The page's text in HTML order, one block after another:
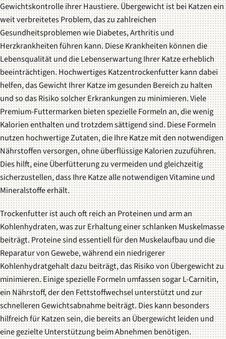
Gewichtskontrolle ihrer Haustiere. Übergewicht ist bei Katzen ein
weit verbreitetes Problem, das zu zahlreichen
Gesundheitsproblemen wie Diabetes, Arthritis und
Herzkrankheiten führen kann. Diese Krankheiten können die
Lebensqualität und die Lebenserwartung Ihrer Katze erheblich
beeinträchtigen. Hochwertiges Katzentrockenfutter kann dabei
helfen, das Gewicht Ihrer Katze im gesunden Bereich zu halten
und so das Risiko solcher Erkrankungen zu minimieren. Viele
Premium-Futtermarken bieten spezielle Formeln an, die wenig
Kalorien enthalten und trotzdem sättigend sind. Diese Formeln
nutzen hochwertige Zutaten, die Ihre Katze mit den notwendigen
Nährstoffen versorgen, ohne überflüssige Kalorien zuzuführen.
Dies hilft, eine Überfütterung zu vermeiden und gleichzeitig
sicherzustellen, dass Ihre Katze alle notwendigen Vitamine und
Mineralstoffe erhält.
Trockenfutter ist auch oft reich an Proteinen und arm an
Kohlenhydraten, was zur Erhaltung einer schlanken Muskelmasse
beiträgt. Proteine sind essentiell für den Muskelaufbau und die
Reparatur von Gewebe, während ein niedrigerer
Kohlenhydratgehalt dazu beiträgt, das Risiko von Übergewicht zu
minimieren. Einige spezielle Formeln umfassen sogar L-Carnitin,
ein Nährstoff, der den Fettstoffwechsel unterstützt und zur
schnelleren Gewichtsabnahme beiträgt. Dies kann besonders
hilfreich für Katzen sein, die bereits an Übergewicht leiden und
eine gezielte Unterstützung beim Abnehmen benötigen.